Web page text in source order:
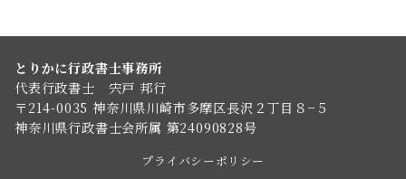
とりかに行政書士事務所
代表行政書士 宍戸 邦行
〒214-0035 神奈川県川崎市多摩区長沢２丁目８−５
神奈川県行政書士会所属 第24090828号
プライバシーポリシー